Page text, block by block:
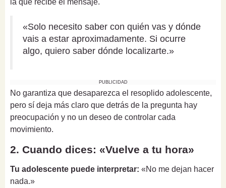
la que recibe el mensaje.
«Solo necesito saber con quién vas y dónde
vais a estar aproximadamente. Si ocurre
algo, quiero saber dónde localizarte.»
PUBLICIDAD
No garantiza que desaparezca el resoplido adolescente,
pero sí deja más claro que detrás de la pregunta hay
preocupación y no un deseo de controlar cada
movimiento.
2. Cuando dices: «Vuelve a tu hora»
Tu adolescente puede interpretar: «No me dejan hacer
nada.»